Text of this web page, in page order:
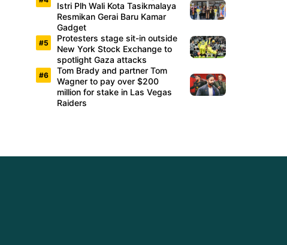
Istri Plh Wali Kota Tasikmalaya
Resmikan Gerai Baru Kamar
Gadget
Protesters stage sit-in outside
New York Stock Exchange to
spotlight Gaza attacks
Tom Brady and partner Tom
Wagner to pay over $200
million for stake in Las Vegas
Raiders